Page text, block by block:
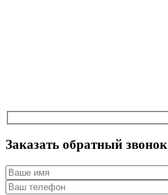
Заказать обратный звонок